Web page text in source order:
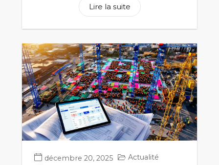
Lire la suite
décembre 20, 2025
Actualité